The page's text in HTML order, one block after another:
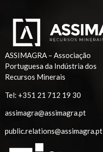
ASSIMAGRA – Associação
Portuguesa da Indústria dos
Recursos Minerais
Tel: +351 21 712 19 30
assimagra@assimagra.pt
public.relations@assimagra.pt